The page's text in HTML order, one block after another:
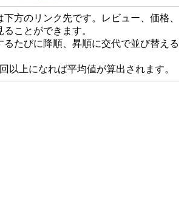
下方のリンク先です。レビュー、価格、
ことができます。
るたびに降順、昇順に交代で並び替える
以上になれば平均値が算出されます。